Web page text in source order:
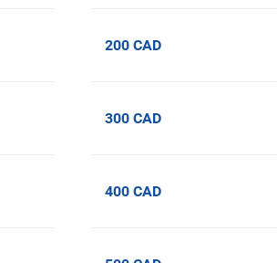
200 CAD
300 CAD
400 CAD